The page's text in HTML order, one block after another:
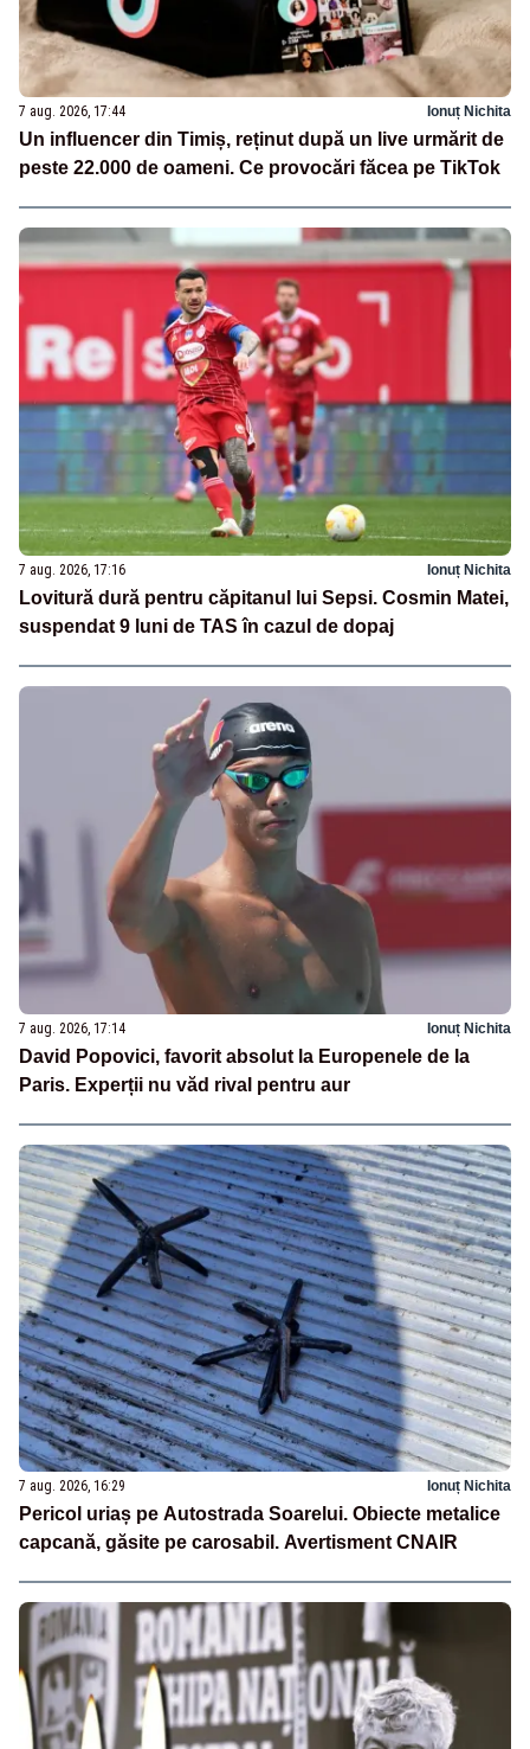
7 aug. 2026, 17:44 Ionuț Nichita
Un influencer din Timiș, reținut după un live urmărit de
peste 22.000 de oameni. Ce provocări făcea pe TikTok
7 aug. 2026, 17:16 Ionuț Nichita
Lovitură dură pentru căpitanul lui Sepsi. Cosmin Matei,
suspendat 9 luni de TAS în cazul de dopaj
7 aug. 2026, 17:14 Ionuț Nichita
David Popovici, favorit absolut la Europenele de la
Paris. Experții nu văd rival pentru aur
7 aug. 2026, 16:29 Ionuț Nichita
Pericol uriaș pe Autostrada Soarelui. Obiecte metalice
capcană, găsite pe carosabil. Avertisment CNAIR